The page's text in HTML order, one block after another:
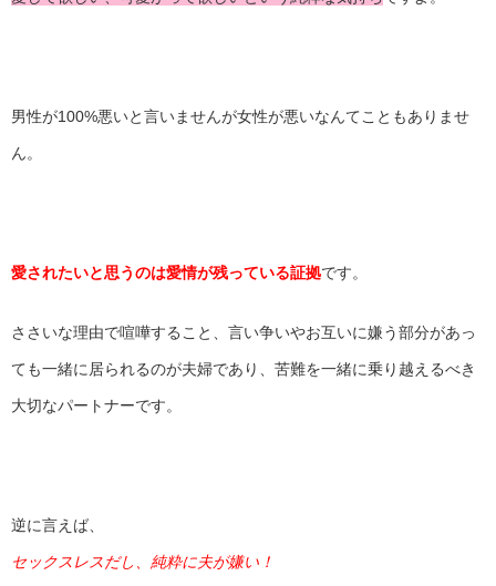
男性が100%悪いと言いませんが女性が悪いなんてこともありませ
ん。
愛されたいと思うのは愛情が残っている証拠です。
ささいな理由で喧嘩すること、言い争いやお互いに嫌う部分があっ
ても一緒に居られるのが夫婦であり、苦難を一緒に乗り越えるべき
大切なパートナーです。
逆に言えば、
セックスレスだし、純粋に夫が嫌い！